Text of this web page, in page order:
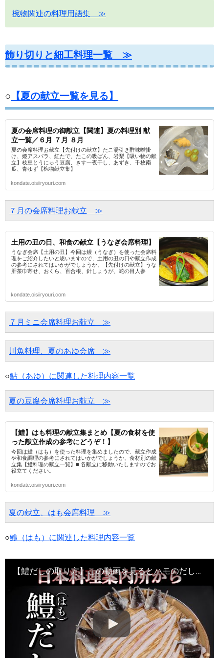
椀物関連の料理用語集 ≫
飾り切りと細工料理一覧 ≫
○ 【夏の献立一覧を見る】
夏の会席料理の御献立【関連】夏の料理別 献
立一覧／６月 ７月 ８月
夏の会席料理お献立【先付けの献立】たこ湯引き酢味噌掛
け、姫アスパラ、紅たで、たこの吸ばん、岩梨【吸い物の献
立】枝豆とうにゅう豆腐、きす一夜干し、あずき、千枚南
瓜、青ゆず【椀物献立集】
kondate.oisiiryouri.com
７月の会席料理お献立　≫
土用の丑の日、和食の献立【うなぎ会席料理】
うなぎ会席【土用の丑】今回は鰻（うなぎ）を使った会席料
理をご紹介したいと思いますので、土用の丑の日や献立作成
の参考にされてはいかがでしょうか。【先付けの献立】うな
肝茶巾寄せ、おくら、百合根、針しょうが、蛇の目人参
kondate.oisiiryouri.com
７月ミニ会席料理お献立　≫
川魚料理、夏のあゆ会席　≫
○鮎（あゆ）に関連した料理内容一覧
夏の豆腐会席料理お献立　≫
【鱧】はも料理の献立集まとめ【夏の食材を使
った献立作成の参考にどうぞ！】
今回は鱧（はも）を使った料理を集めましたので、献立作成
や和食調理の参考にされてはいかがでしょうか。食材別の献
立集【鱧料理の献立一覧】■ 各献立に移動いたしますのでお
役立てください。
kondate.oisiiryouri.com
夏の献立、はも会席料理　≫
○鱧（はも）に関連した料理内容一覧
【鱧だしの取り方】この動画を見るとハモのだしが作れるようになります・Japanese food